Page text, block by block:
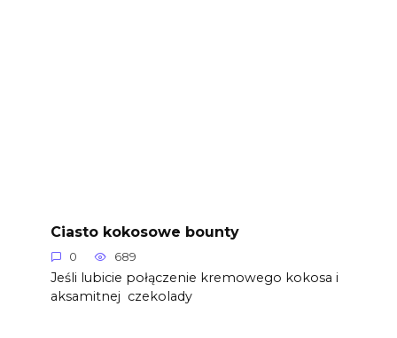
Ciasto kokosowe bounty
0 689
Jeśli lubicie połączenie kremowego kokosa i
aksamitnej czekolady